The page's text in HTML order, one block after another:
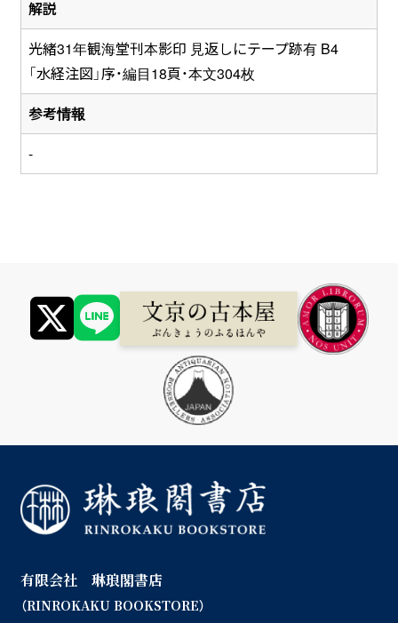
解説
光緒31年観海堂刊本影印 見返しにテープ跡有 B4
「水経注図」序・編目18頁・本文304枚
参考情報
-
有限会社 琳琅閣書店
（RINROKAKU BOOKSTORE）